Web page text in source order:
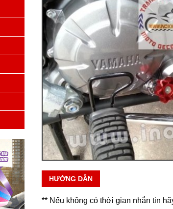
HƯỚNG DẪN
** Nếu không có thời gian nhắn tin